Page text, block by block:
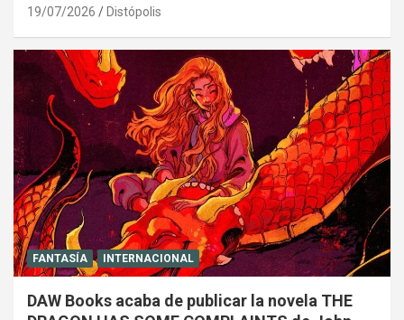
19/07/2026 Distópolis
FANTASÍA INTERNACIONAL
DAW Books acaba de publicar la novela THE